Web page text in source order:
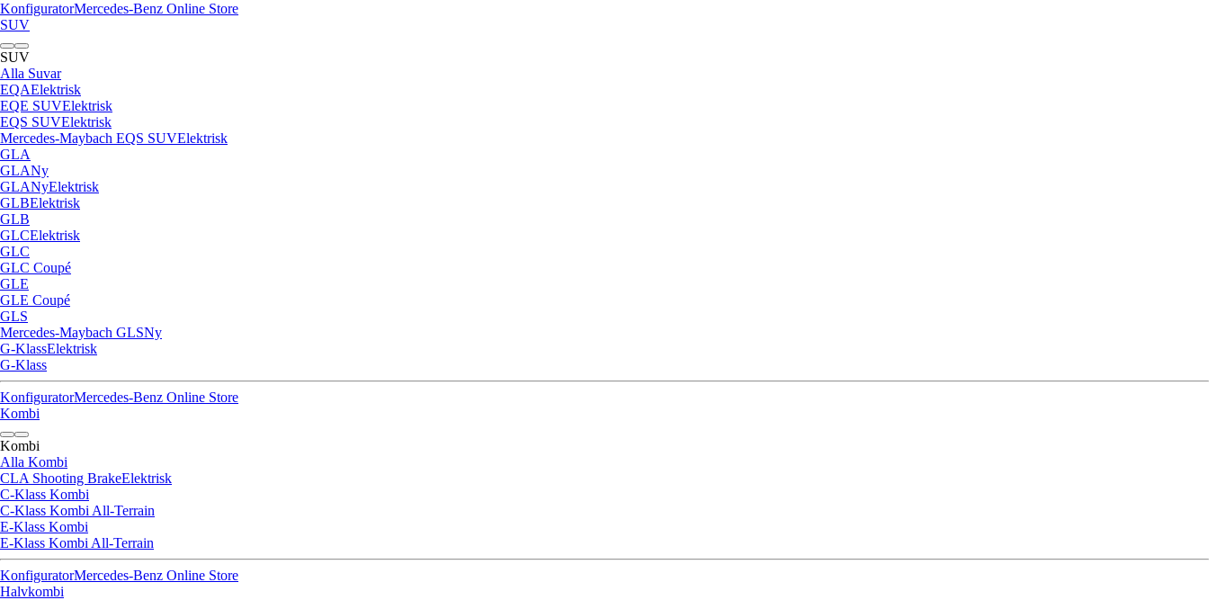
KonfiguratorMercedes-Benz Online Store
SUV
SUV
Alla Suvar
EQAElektrisk
EQE SUVElektrisk
EQS SUVElektrisk
Mercedes-Maybach EQS SUVElektrisk
GLA
GLANy
GLANyElektrisk
GLBElektrisk
GLB
GLCElektrisk
GLC
GLC Coupé
GLE
GLE Coupé
GLS
Mercedes-Maybach GLSNy
G-KlassElektrisk
G-Klass
KonfiguratorMercedes-Benz Online Store
Kombi
Kombi
Alla Kombi
CLA Shooting BrakeElektrisk
C-Klass Kombi
C-Klass Kombi All-Terrain
E-Klass Kombi
E-Klass Kombi All-Terrain
KonfiguratorMercedes-Benz Online Store
Halvkombi